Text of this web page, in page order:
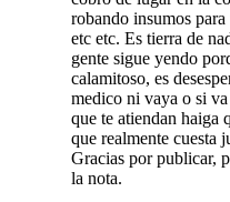
robando insumos
etc etc. Es tierra de
gente sigue yendo
calamitoso, es
medico ni vaya o si
que te atiendan haiga
que realmente cuesta
Gracias por publicar,
la nota.